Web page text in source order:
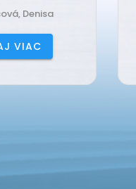
Katarína
VIAC